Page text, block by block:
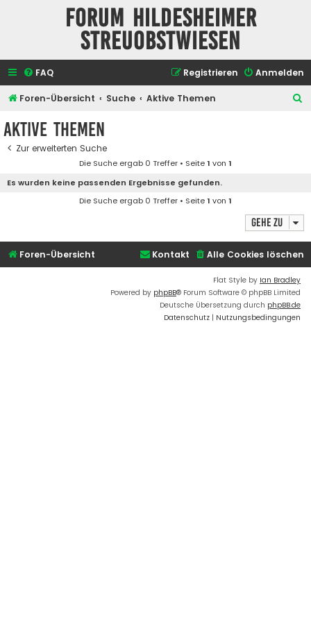
Forum Hildesheimer
Streuobstwiesen
FAQ Anmelden
Registrieren
Foren-Übersicht Suche Aktive Themen
Aktive Themen
Zur erweiterten Suche
Die Suche ergab 0 Treffer • Seite1 von 1
Es wurden keine passenden Ergebnisse gefunden.
Die Suche ergab 0 Treffer • Seite1 von 1
Gehe zu
Foren-Übersicht Alle Cookies löschen
Kontakt
Flat Style by Ian Bradley
Powered by phpBB® Forum Software © phpBB Limited
Deutsche Übersetzung durch phpBB.de
Datenschutz | Nutzungsbedingungen